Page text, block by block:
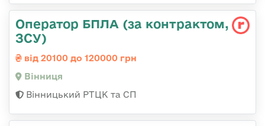
Оператор БПЛА (за контрактом,
ЗСУ)
від 20100 до 120000 грн
Вінниця
Вінницький РТЦК та СП